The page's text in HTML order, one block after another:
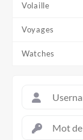
Volaille
Voyages
Watches